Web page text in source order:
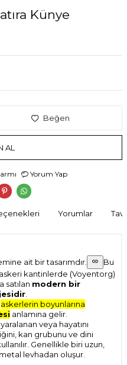
Künye
Beğen
AL
Yorum Yap
Yorumlar
ait bir tasarımdır.
Bu
kantinlerde (Voyentorg)
satılan modern bir
.
askerlerin boyunlarına
anlamına gelir.
veya hayatını
kan grubunu ve dini
Genellikle biri uzun,
levhadan oluşur.